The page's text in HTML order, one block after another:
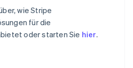
wie Stripe
für die
oder starten Sie hier.
English